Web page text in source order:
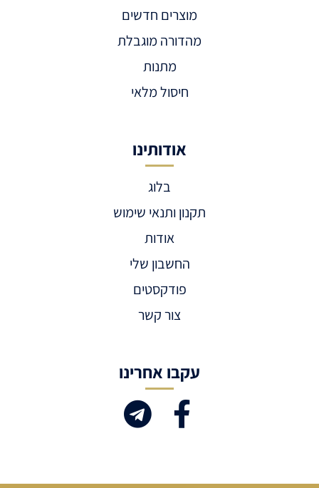
מוצרים חדשים
מהדורה מוגבלת
מתנות
חיסול מלאי
אודותינו
בלוג
תקנון ותנאי שימוש
אודות
החשבון שלי
פודקסטים
צור קשר
עקבו אחרינו